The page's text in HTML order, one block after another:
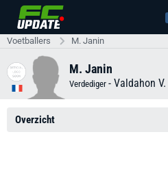
Voetballers M. Janin
M. Janin
Verdediger - Valdahon V.
Overzicht